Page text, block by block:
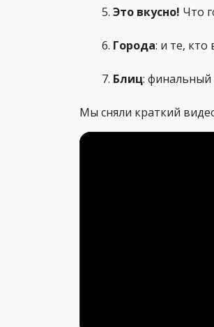
Это вкусно! Что
Города: и те, кто
Блиц: финальный
Мы сняли краткий